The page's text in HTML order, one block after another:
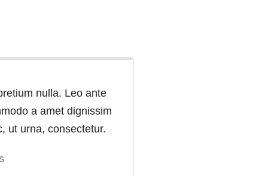
nulla. Leo ante
a amet dignissim
ut urna, consectetur.